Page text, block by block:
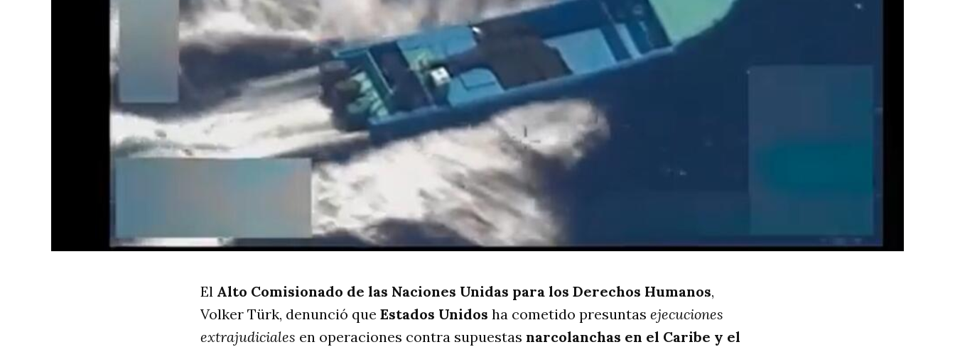
El Alto Comisionado de las Naciones Unidas para los Derechos Humanos,
Volker Türk, denunció que Estados Unidos ha cometido presuntas ejecuciones
extrajudiciales en operaciones contra supuestas narcolanchas en el Caribe y el